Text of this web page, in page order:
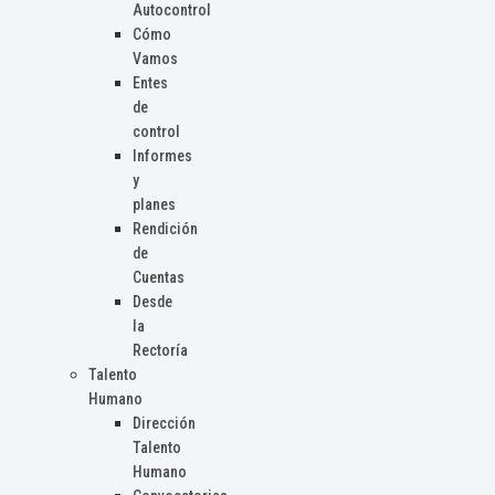
Autocontrol
Cómo
Vamos
Entes
de
control
Informes
y
planes
Rendición
de
Cuentas
Desde
la
Rectoría
Talento
Humano
Dirección
Talento
Humano